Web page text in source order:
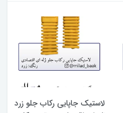
لاستیک جاپایی رکاب جلو زرد